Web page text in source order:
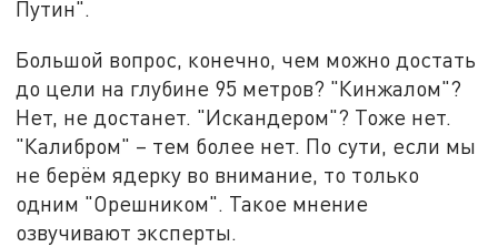
Путин".
Большой вопрос, конечно, чем можно достать
до цели на глубине 95 метров? "Кинжалом"?
Нет, не достанет. "Искандером"? Тоже нет.
"Калибром" – тем более нет. По сути, если мы
не берём ядерку во внимание, то только
одним "Орешником". Такое мнение
озвучивают эксперты.